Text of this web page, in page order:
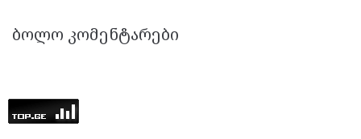
ᲑᲝᲚᲝ ᲙᲝᲛᲔᲜᲢᲐᲠᲔᲑᲘ